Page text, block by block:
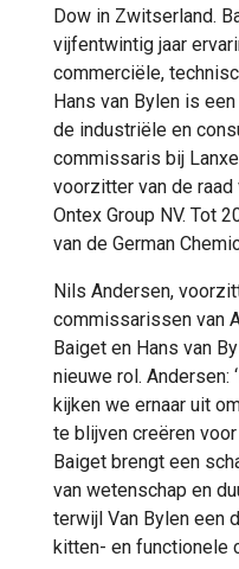
Dow in Zwitserland.
vijfentwintig jaar
commerciële,
Hans van Bylen is
de industriële en
commissaris bij
voorzitter van de
Ontex Group NV. Tot
van de German
Nils Andersen,
commissarissen van
Baiget en Hans van
nieuwe rol. Andersen:
kijken we ernaar uit
te blijven creëren
Baiget brengt een
van wetenschap en
terwijl Van Bylen een
kitten- en functionele